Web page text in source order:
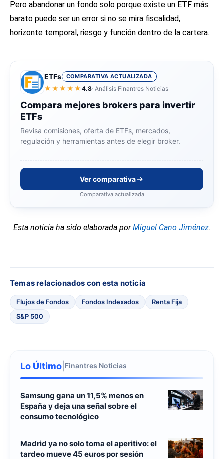
Pero abandonar un fondo solo porque existe un ETF más
barato puede ser un error si no se mira fiscalidad,
horizonte temporal, riesgo y función dentro de la cartera.
ETFs COMPARATIVA ACTUALIZADA
★★★★★ 4.8· Análisis Finantres Noticias
Compara mejores brokers para invertir
ETFs
Revisa comisiones, oferta de ETFs, mercados,
regulación y herramientas antes de elegir broker.
Ver comparativa
Comparativa actualizada
Esta noticia ha sido elaborada porMiguel Cano Jiménez.
Temas relacionados con esta noticia
Flujos de Fondos Fondos Indexados
Renta Fija
S&P 500
Lo Último Finantres Noticias
Samsung gana un 11,5% menos en
España y deja una señal sobre el
consumo tecnológico
Madrid ya no solo toma el aperitivo: el
tardeo mueve 45 euros por sesión